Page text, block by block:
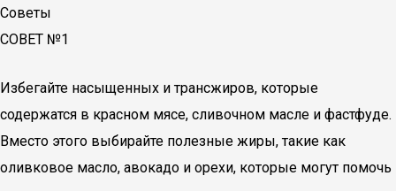
Советы
СОВЕТ №1
Избегайте насыщенных и трансжиров, которые
содержатся в красном мясе, сливочном масле и фастфуде.
Вместо этого выбирайте полезные жиры, такие как
оливковое масло, авокадо и орехи, которые могут помочь